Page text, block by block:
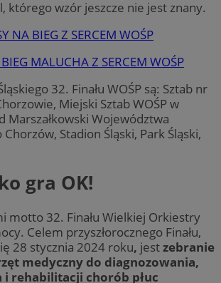
którego wzór jeszcze nie jest znany.
NA BIEG Z SERCEM WOŚP
MALUCHA Z SERCEM WOŚP
32. Finału WOŚP są: Sztab nr
Miejski Sztab WOŚP w
Marszałkowski Województwa
Stadion Śląski, Park Śląski,
gra OK!
motto 32. Finału Wielkiej Orkiestry
Celem przyszłorocznego Finału,
28 stycznia 2024 roku, jestzebranie
medyczny do diagnozowania,
rehabilitacji chorób płuc